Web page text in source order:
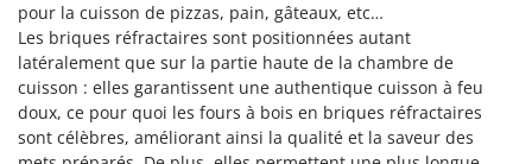
Rato
Reber
Redback
Resto Italia
pour la cuisson de pizzas, pain, gâteaux, etc…
Les briques réfractaires sont positionnées autant
latéralement que sur la partie haute de la chambre de
cuisson : elles garantissent une authentique cuisson à feu
doux, ce pour quoi les fours à bois en briques réfractaires
sont célèbres, améliorant ainsi la qualité et la saveur des